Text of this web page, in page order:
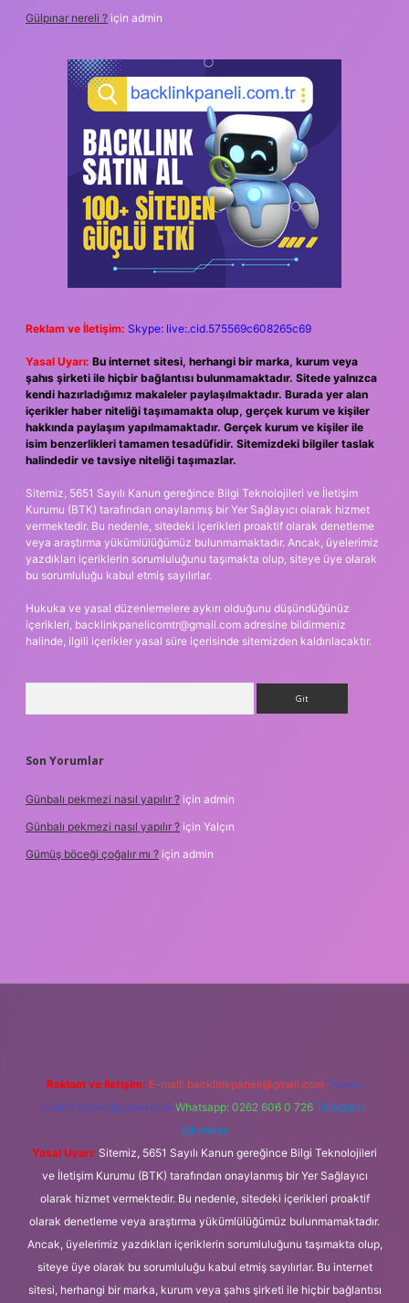
Gülpınar nereli ? için admin
Reklam ve İletişim: Skype: live:.cid.575569c608265c69
Yasal Uyarı: Bu internet sitesi, herhangi bir marka, kurum veya
şahıs şirketi ile hiçbir bağlantısı bulunmamaktadır. Sitede yalnızca
kendi hazırladığımız makaleler paylaşılmaktadır. Burada yer alan
içerikler haber niteliği taşımamakta olup, gerçek kurum ve kişiler
hakkında paylaşım yapılmamaktadır. Gerçek kurum ve kişiler ile
isim benzerlikleri tamamen tesadüfidir. Sitemizdeki bilgiler taslak
halindedir ve tavsiye niteliği taşımazlar.
Sitemiz, 5651 Sayılı Kanun gereğince Bilgi Teknolojileri ve İletişim
Kurumu (BTK) tarafından onaylanmış bir Yer Sağlayıcı olarak hizmet
vermektedir. Bu nedenle, sitedeki içerikleri proaktif olarak denetleme
veya araştırma yükümlülüğümüz bulunmamaktadır. Ancak, üyelerimiz
yazdıkları içeriklerin sorumluluğunu taşımakta olup, siteye üye olarak
bu sorumluluğu kabul etmiş sayılırlar.
Hukuka ve yasal düzenlemelere aykırı olduğunu düşündüğünüz
içerikleri, backlinkpanelicomtr@gmail.com adresine bildirmeniz
halinde, ilgili içerikler yasal süre içerisinde sitemizden kaldırılacaktır.
Son Yorumlar
Günbalı pekmezi nasıl yapılır ? için admin
Günbalı pekmezi nasıl yapılır ? için Yalçın
Gümüş böceği çoğalır mı ? için admin
Reklam ve İletişim: E-mail: backlinkpaneli@gmail.com Teams:
forumhizmeti@gmail.com Whatsapp: 0262 606 0 726 Telegram:
@karabul
Yasal Uyarı: Sitemiz, 5651 Sayılı Kanun gereğince Bilgi Teknolojileri
ve İletişim Kurumu (BTK) tarafından onaylanmış bir Yer Sağlayıcı
olarak hizmet vermektedir. Bu nedenle, sitedeki içerikleri proaktif
olarak denetleme veya araştırma yükümlülüğümüz bulunmamaktadır.
Ancak, üyelerimiz yazdıkları içeriklerin sorumluluğunu taşımakta olup,
siteye üye olarak bu sorumluluğu kabul etmiş sayılırlar. Bu internet
sitesi, herhangi bir marka, kurum veya şahıs şirketi ile hiçbir bağlantısı